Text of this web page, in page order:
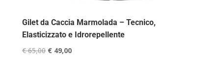
Gilet da Caccia Marmolada – Tecnico,
Elasticizzato e Idrorepellente
€65,00 Il
€49,00Il